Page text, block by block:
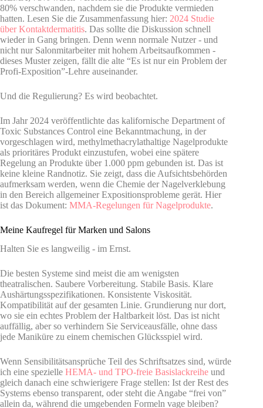
80% verschwanden, nachdem sie die Produkte vermieden
hatten. Lesen Sie die Zusammenfassung hier: 2024 Studie
über Kontaktdermatitis. Das sollte die Diskussion schnell
wieder in Gang bringen. Denn wenn normale Nutzer - und
nicht nur Salonmitarbeiter mit hohem Arbeitsaufkommen -
dieses Muster zeigen, fällt die alte “Es ist nur ein Problem der
Profi-Exposition”-Lehre auseinander.
Und die Regulierung? Es wird beobachtet.
Im Jahr 2024 veröffentlichte das kalifornische Department of
Toxic Substances Control eine Bekanntmachung, in der
vorgeschlagen wird, methylmethacrylathaltige Nagelprodukte
als prioritäres Produkt einzustufen, wobei eine spätere
Regelung an Produkte über 1.000 ppm gebunden ist. Das ist
keine kleine Randnotiz. Sie zeigt, dass die Aufsichtsbehörden
aufmerksam werden, wenn die Chemie der Nagelverklebung
in den Bereich allgemeiner Expositionsprobleme gerät. Hier
ist das Dokument: MMA-Regelungen für Nagelprodukte.
Meine Kaufregel für Marken und Salons
Halten Sie es langweilig - im Ernst.
Die besten Systeme sind meist die am wenigsten
theatralischen. Saubere Vorbereitung. Stabile Basis. Klare
Aushärtungsspezifikationen. Konsistente Viskosität.
Kompatibilität auf der gesamten Linie. Grundierung nur dort,
wo sie ein echtes Problem der Haltbarkeit löst. Das ist nicht
auffällig, aber so verhindern Sie Serviceausfälle, ohne dass
jede Maniküre zu einem chemischen Glücksspiel wird.
Wenn Sensibilitätsansprüche Teil des Schriftsatzes sind, würde
ich eine spezielle HEMA- und TPO-freie Basislackreihe und
gleich danach eine schwierigere Frage stellen: Ist der Rest des
Systems ebenso transparent, oder steht die Angabe “frei von”
allein da, während die umgebenden Formeln vage bleiben?